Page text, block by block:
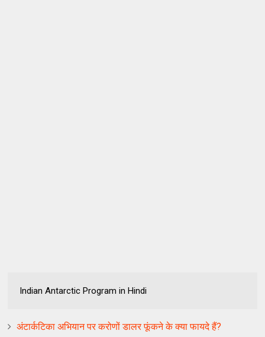
Indian Antarctic Program in Hindi
अंटार्कटिका अभियान पर करोणों डालर फूंकने के क्या फायदे हैं?